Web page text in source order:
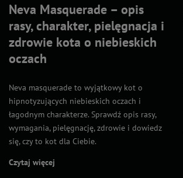
Neva Masquerade – opis
rasy, charakter, pielęgnacja i
zdrowie kota o niebieskich
oczach
Neva masquerade to wyjątkowy kot o
hipnotyzujących niebieskich oczach i
łagodnym charakterze. Sprawdź opis rasy,
wymagania, pielęgnację, zdrowie i dowiedz
się, czy to kot dla Ciebie.
Czytaj więcej